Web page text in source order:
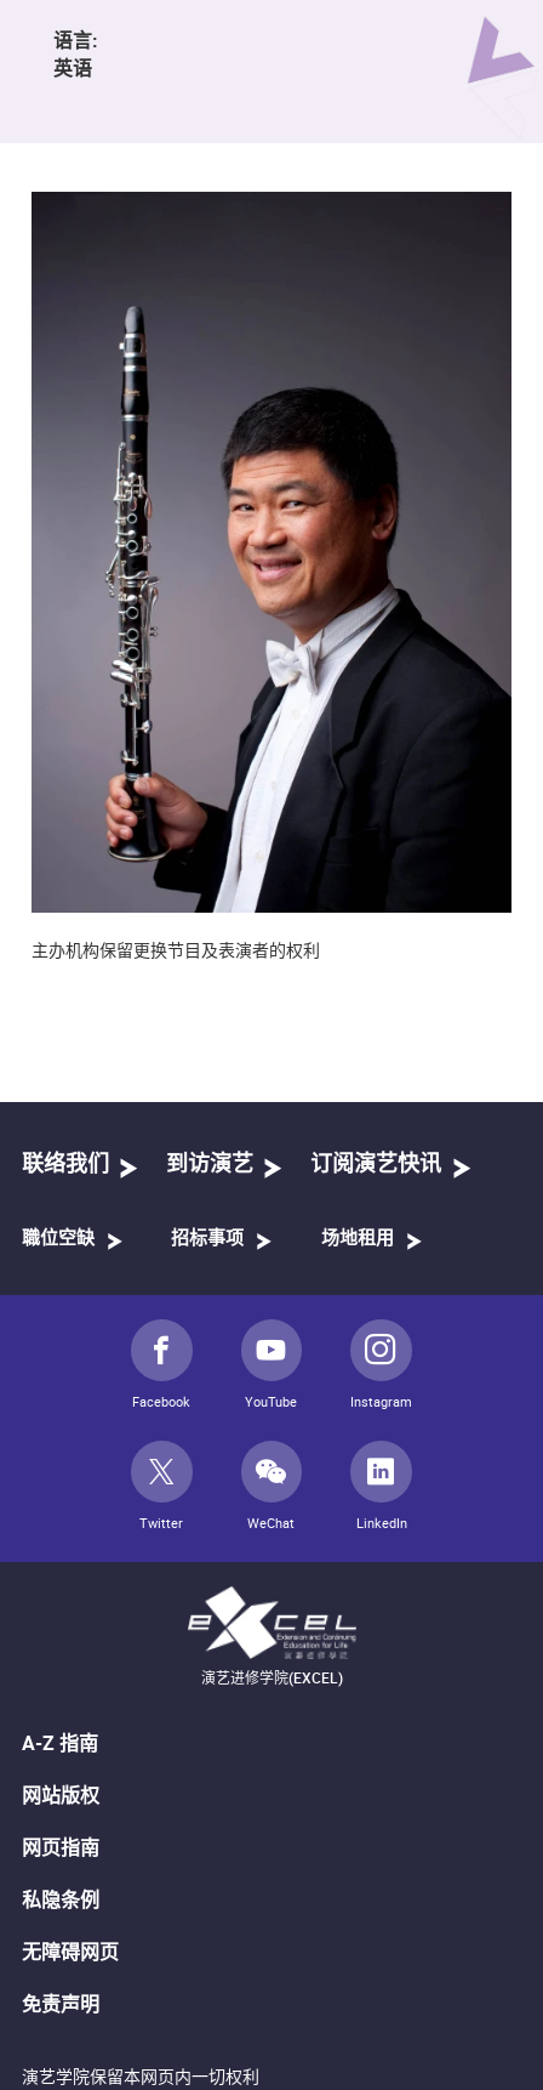
语言:
英语
主办机构保留更换节目及表演者的权利
联络我们 到访演艺 订阅演艺快讯
職位空缺 招标事项 场地租用
Facebook YouTube Instagram
Twitter WeChat LinkedIn
演艺进修学院(EXCEL)
A-Z 指南
网站版权
网页指南
私隐条例
无障碍网页
免责声明
演艺学院保留本网页内一切权利